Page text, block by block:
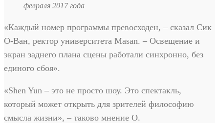
февраля 2017 года
«Каждый номер программы превосходен, – сказал Сик
О-Ван, ректор университета Masan. – Освещение и
экран заднего плана сцены работали синхронно, без
единого сбоя».
«Shen Yun – это не просто шоу. Это спектакль,
который может открыть для зрителей философию
смысла жизни», – таково мнение О.